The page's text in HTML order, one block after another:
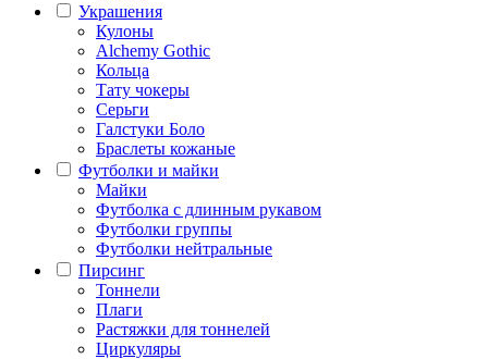
Украшения
Кулоны
Alchemy Gothic
Кольца
Тату чокеры
Серьги
Галстуки Боло
Браслеты кожаные
Футболки и майки
Майки
Футболка с длинным рукавом
Футболки группы
Футболки нейтральные
Пирсинг
Тоннели
Плаги
Растяжки для тоннелей
Циркуляры